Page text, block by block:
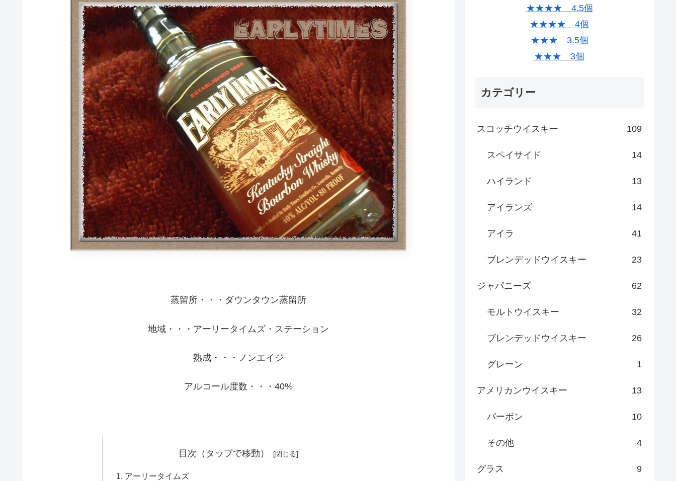
蒸留所・・・ダウンタウン蒸留所
地域・・・アーリータイムズ・ステーション
熟成・・・ノンエイジ
アルコール度数・・・40%
目次（タップで移動）
アーリータイムズ
★★★★ 4.5個
★★★★ 4個
★★★ 3.5個
★★★ 3個
カテゴリー
スコッチウイスキー 109
スペイサイド 14
ハイランド 13
アイランズ 14
アイラ 41
ブレンデッドウイスキー 23
ジャパニーズ 62
モルトウイスキー 32
ブレンデッドウイスキー 26
グレーン 1
アメリカンウイスキー 13
バーボン 10
その他 4
グラス 9